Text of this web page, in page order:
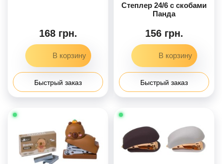
168 грн.
Быстрый заказ
Степлер 24/6 с скобами
Панда
156 грн.
Быстрый заказ